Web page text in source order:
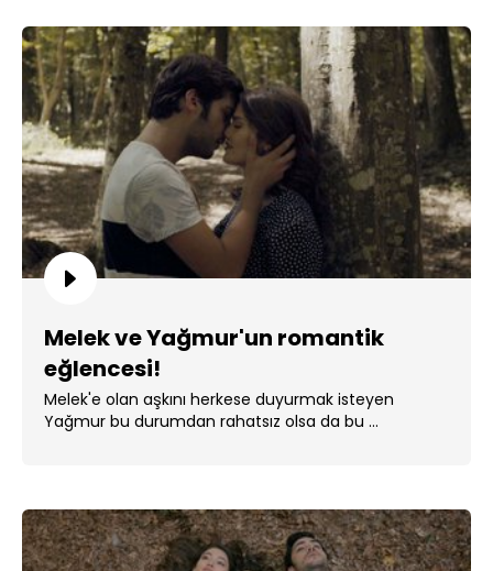
Melek ve Yağmur'un romantik
eğlencesi!
Melek'e olan aşkını herkese duyurmak isteyen
Yağmur bu durumdan rahatsız olsa da bu ...